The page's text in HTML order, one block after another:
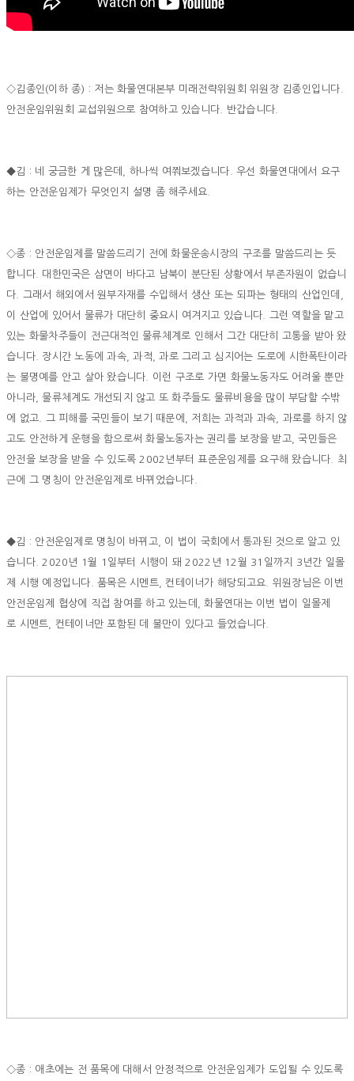
◇김종인(이하 종) : 저는 화물연대본부 미래전략위원회 위원장 김종인입니다.
안전운임위원회 교섭위원으로 참여하고 있습니다. 반갑습니다.
◆김 : 네 궁금한 게 많은데, 하나씩 여쭤보겠습니다. 우선 화물연대에서 요구
하는 안전운임제가 무엇인지 설명 좀 해주세요.
◇종 : 안전운임제를 말씀드리기 전에 화물운송시장의 구조를 말씀드리는 듯
합니다. 대한민국은 삼면이 바다고 남북이 분단된 상황에서 부존자원이 없습니
다. 그래서 해외에서 원부자재를 수입해서 생산 또는 되파는 형태의 산업인데,
이 산업에 있어서 물류가 대단히 중요시 여겨지고 있습니다. 그런 역할을 맡고
있는 화물차주들이 전근대적인 물류체계로 인해서 그간 대단히 고통을 받아 왔
습니다. 장시간 노동에 과속, 과적, 과로 그리고 심지어는 도로에 시한폭탄이라
는 불명예를 안고 살아 왔습니다. 이런 구조로 가면 화물노동자도 어려울 뿐만
아니라, 물류체계도 개선되지 않고 또 화주들도 물류비용을 많이 부담할 수밖
에 없고. 그 피해를 국민들이 보기 때문에, 저희는 과적과 과속, 과로를 하지 않
고도 안전하게 운행을 함으로써 화물노동자는 권리를 보장을 받고, 국민들은
안전을 보장을 받을 수 있도록 2002년부터 표준운임제를 요구해 왔습니다. 최
근에 그 명칭이 안전운임제로 바뀌었습니다.
◆김 : 안전운임제로 명칭이 바뀌고, 이 법이 국회에서 통과된 것으로 알고 있
습니다. 2020년 1월 1일부터 시행이 돼 2022년 12월 31일까지 3년간 일몰
제 시행 예정입니다. 품목은 시멘트, 컨테이너가 해당되고요. 위원장님은 이번
안전운임제 협상에 직접 참여를 하고 있는데, 화물연대는 이번 법이 일몰제
로 시멘트, 컨테이너만 포함된 데 불만이 있다고 들었습니다.
◇종 : 애초에는 전 품목에 대해서 안정적으로 안전운임제가 도입될 수 있도록